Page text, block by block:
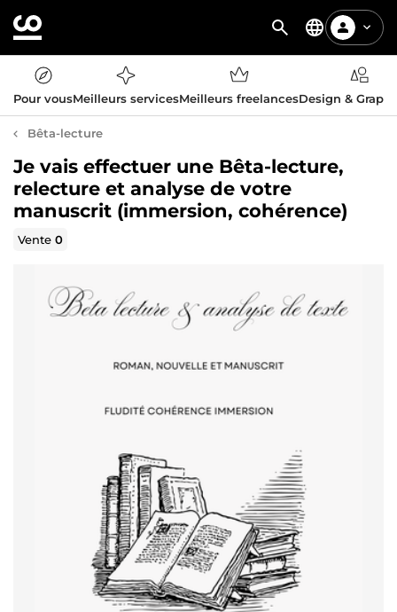
Pour vousMeilleurs servicesMeilleurs freelancesDesign &
Bêta-lecture
Je vais effectuer une Bêta-lecture,
relecture et analyse de votre
manuscrit (immersion, cohérence)
Vente0